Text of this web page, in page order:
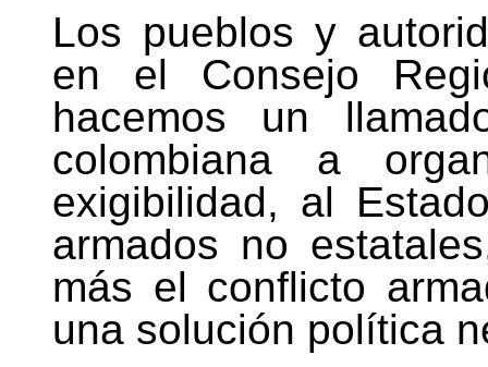
Los pueblos y
en el Consejo
hacemos un
colombiana a
exigibilidad, al
armados no
más el conflicto
una solución política